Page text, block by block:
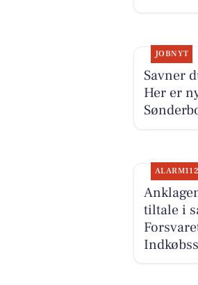
JOBNYT
Savner
Her er
ALARM112
tiltale i